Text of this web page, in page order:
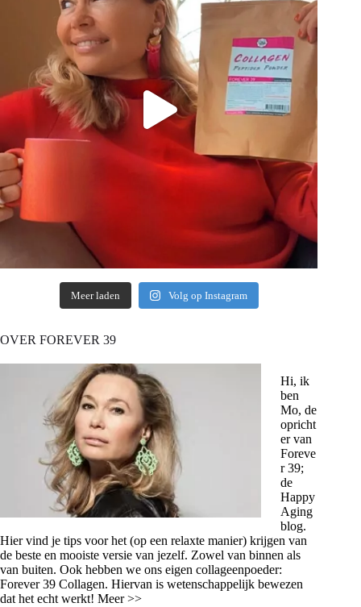
Meer laden Volg op Instagram
OVER FOREVER 39
Hi, ik
ben
Mo, de
opricht
er van
Foreve
r 39;
de
Happy
Aging
blog.
Hier vind je tips voor het (op een relaxte manier) krijgen van
de beste en mooiste versie van jezelf. Zowel van binnen als
van buiten. Ook hebben we ons eigen collageenpoeder:
Forever 39 Collagen. Hiervan is wetenschappelijk bewezen
dat het echt werkt! Meer >>